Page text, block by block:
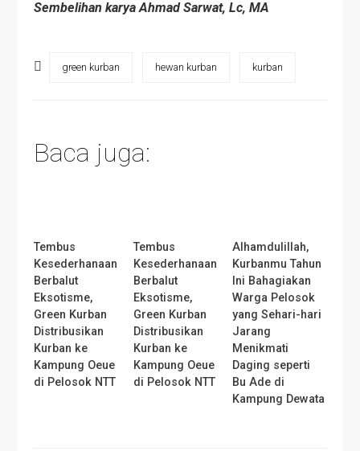
Sembelihan karya Ahmad Sarwat, Lc, MA
green kurban hewan kurban kurban
Baca juga:
Tembus
Kesederhanaan
Berbalut
Eksotisme,
Green Kurban
Distribusikan
Kurban ke
Kampung Oeue
di Pelosok NTT
Tembus
Kesederhanaan
Berbalut
Eksotisme,
Green Kurban
Distribusikan
Kurban ke
Kampung Oeue
di Pelosok NTT
Alhamdulillah,
Kurbanmu Tahun
Ini Bahagiakan
Warga Pelosok
yang Sehari-hari
Jarang
Menikmati
Daging seperti
Bu Ade di
Kampung Dewata